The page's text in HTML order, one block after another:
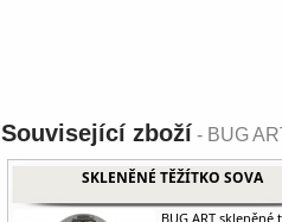
Související zboží - BUG
SKLENĚNÉ TĚŽÍTKO SOVA
BUG ART skleněné